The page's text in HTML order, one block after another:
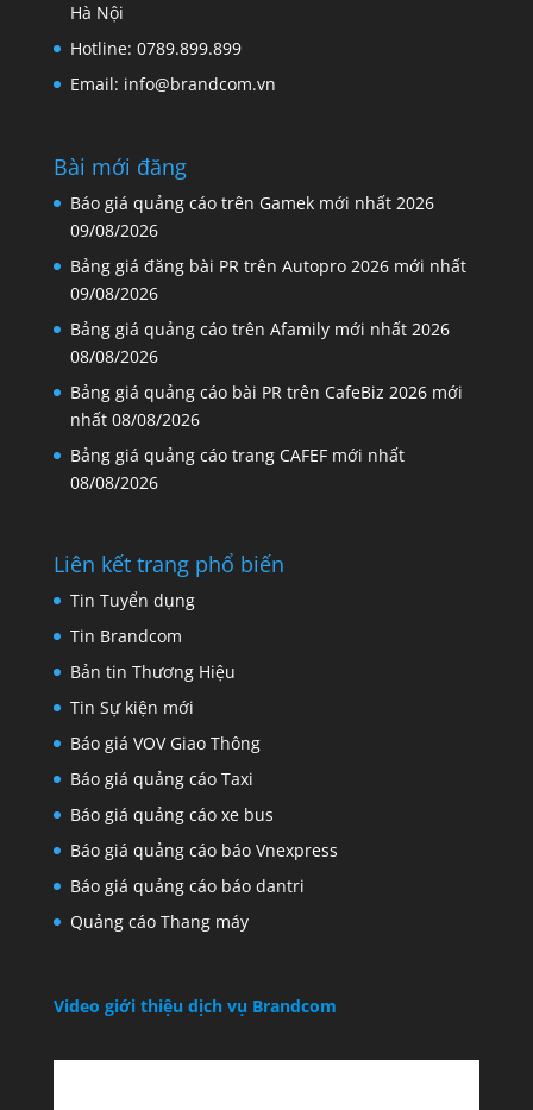
Hà Nội
Hotline: 0789.899.899
Email: info@brandcom.vn
Bài mới đăng
Báo giá quảng cáo trên Gamek mới nhất 2026
09/08/2026
Bảng giá đăng bài PR trên Autopro 2026 mới nhất
09/08/2026
Bảng giá quảng cáo trên Afamily mới nhất 2026
08/08/2026
Bảng giá quảng cáo bài PR trên CafeBiz 2026 mới
nhất 08/08/2026
Bảng giá quảng cáo trang CAFEF mới nhất
08/08/2026
Liên kết trang phổ biến
Tin Tuyển dụng
Tin Brandcom
Bản tin Thương Hiệu
Tin Sự kiện mới
Báo giá VOV Giao Thông
Báo giá quảng cáo Taxi
Báo giá quảng cáo xe bus
Báo giá quảng cáo báo Vnexpress
Báo giá quảng cáo báo dantri
Quảng cáo Thang máy
Video giới thiệu dịch vụ Brandcom